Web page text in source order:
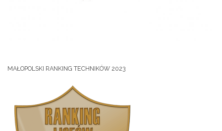
MAŁOPOLSKI RANKING TECHNIKÓW 2023